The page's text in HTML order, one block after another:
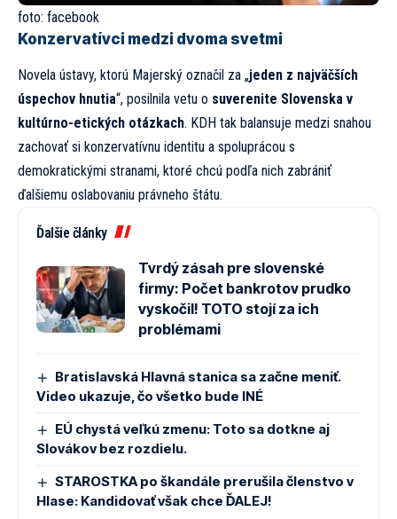
foto: facebook
Konzervatívci medzi dvoma svetmi
Novela ústavy, ktorú Majerský označil za „jeden z najväčších
úspechov hnutia“, posilnila vetu o suverenite Slovenska v
kultúrno-etických otázkach. KDH tak balansuje medzi snahou
zachovať si konzervatívnu identitu a spoluprácou s
demokratickými stranami, ktoré chcú podľa nich zabrániť
ďalšiemu oslabovaniu právneho štátu.
Ďalšie články
Tvrdý zásah pre slovenské
firmy: Počet bankrotov prudko
vyskočil! TOTO stojí za ich
problémami
Bratislavská Hlavná stanica sa začne meniť.
Video ukazuje, čo všetko bude INÉ
EÚ chystá veľkú zmenu: Toto sa dotkne aj
Slovákov bez rozdielu.
STAROSTKA po škandále prerušila členstvo v
Hlase: Kandidovať však chce ĎALEJ!